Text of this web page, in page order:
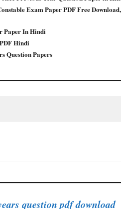
Exam Paper PDF Free Download,
Paper In Hindi
Hindi
Question Papers
question pdf download